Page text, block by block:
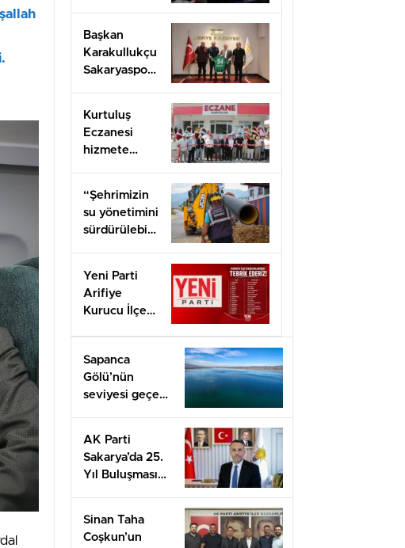
Başkan
Karakullukçu
Sakaryaspor
Kurtuluş
Eczanesi
hizmete
“Şehrimizin
su yönetimini
sürdürülebilir
çalışıyoruz”
Yeni Parti
Arifiye
Kurucu İlçe
Sapanca
Gölü’nün
seviyesi geçen
üzerinde
AK Parti
Sakarya’da 25.
Yıl Buluşması
Sinan Taha
Coşkun’un